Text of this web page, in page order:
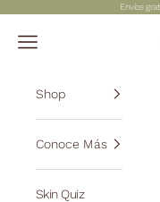
Envíos
Abrir menú de
Shop
Conoce Más
Skin Quiz